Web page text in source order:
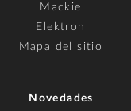
Mackie
Elektron
Mapa del sitio
Novedades